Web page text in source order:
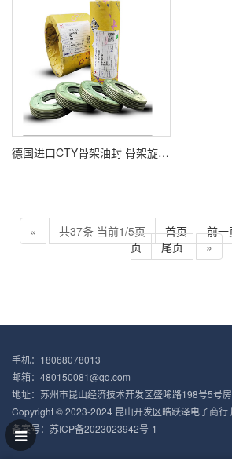
德国进口CTY骨架油封 骨架旋转油封 高转速 水封 耐磨 现货
« 共37条 当前1/5页 首页 前一
页
尾页 »
手机：18068078013
邮箱：480150081@qq.com
地址：苏州市昆山经济技术开发区盛晞路198号5号房
Copyright © 2023-2024 昆山开发区皓跃泽电子商行
备案号： 苏ICP备2023023942号-1